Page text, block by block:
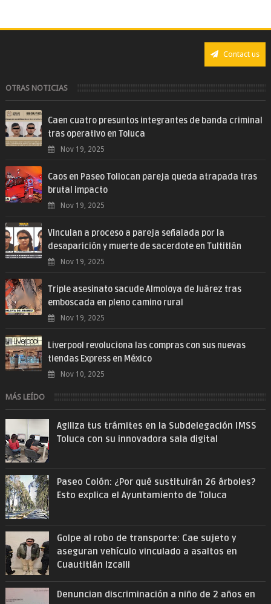
Contact us
OTRAS NOTICIAS
Caen cuatro presuntos integrantes de banda criminal
tras operativo en Toluca
Nov 19, 2025
Caos en Paseo Tollocan pareja queda atrapada tras
brutal impacto
Nov 19, 2025
Vinculan a proceso a pareja señalada por la
desaparición y muerte de sacerdote en Tultitlán
Nov 19, 2025
Triple asesinato sacude Almoloya de Juárez tras
emboscada en pleno camino rural
Nov 19, 2025
Liverpool revoluciona las compras con sus nuevas
tiendas Express en México
Nov 10, 2025
MÁS LEÍDO
Agiliza tus trámites en la Subdelegación IMSS
Toluca con su innovadora sala digital
Paseo Colón: ¿Por qué sustituirán 26 árboles?
Esto explica el Ayuntamiento de Toluca
Golpe al robo de transporte: Cae sujeto y
aseguran vehículo vinculado a asaltos en
Cuautitlán Izcalli
Denuncian discriminación a niño de 2 años en